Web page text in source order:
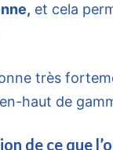
et cela
très
haut de
de ce que